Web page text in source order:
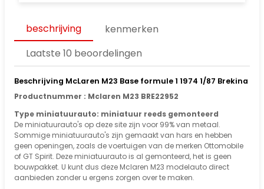
beschrijving
kenmerken
Laatste 10 beoordelingen
Beschrijving McLaren M23 Base formule 1 1974 1/87 Brekina
Productnummer : Mclaren M23 BRE22952
Type miniatuurauto: miniatuur reeds gemonteerd
De miniatuurauto's op deze site zijn voor 99% van metaal.
Sommige miniatuurauto's zijn gemaakt van hars en hebben
geen openingen, zoals de voertuigen van de merken Ottomobile
of GT Spirit. Deze miniatuurauto is al gemonteerd, het is geen
bouwpakket. U kunt dus deze Mclaren M23 modelauto direct
aanbieden zonder u ergens zorgen over te maken.